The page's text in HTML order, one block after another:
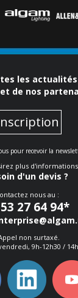
les
de nos
pour recevoir la
plus d'informations
d'un devis ?
nous au :
27 64 94*
non surtaxé.
9h-12h30 /